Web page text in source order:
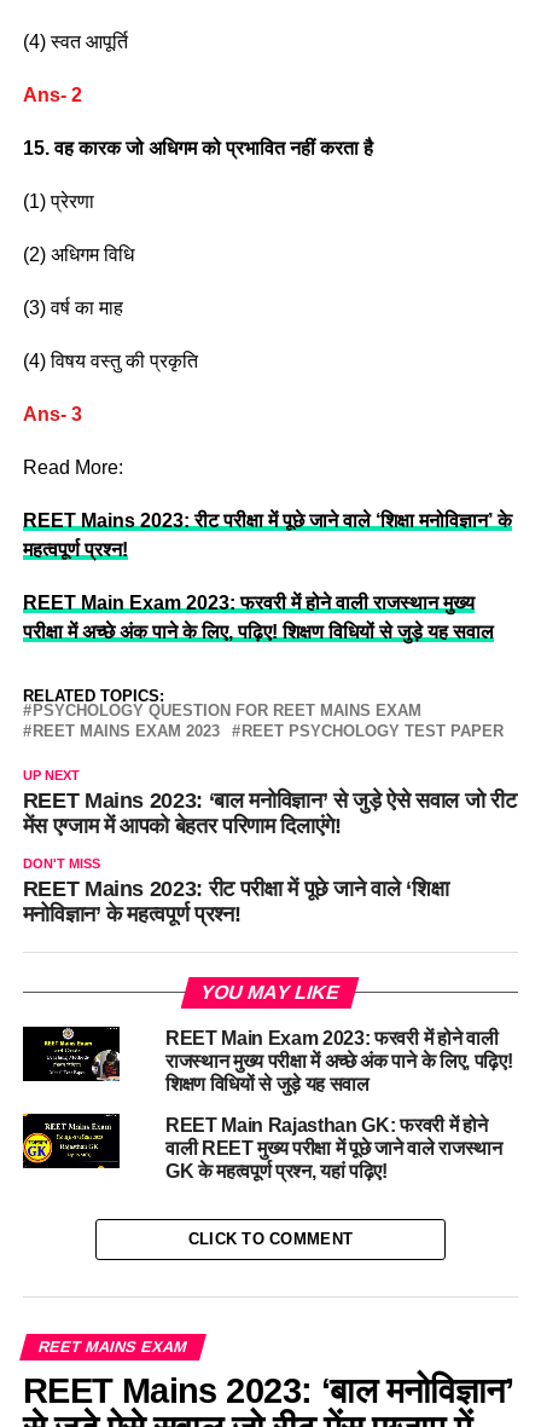
(4) स्वत आपूर्ति
Ans- 2
15. वह कारक जो अधिगम को प्रभावित नहीं करता है
(1) प्रेरणा
(2) अधिगम विधि
(3) वर्ष का माह
(4) विषय वस्तु की प्रकृति
Ans- 3
Read More:
REET Mains 2023: रीट परीक्षा में पूछे जाने वाले ‘शिक्षा मनोविज्ञान’ के
महत्वपूर्ण प्रश्न!
REET Main Exam 2023: फरवरी में होने वाली राजस्थान मुख्य
परीक्षा में अच्छे अंक पाने के लिए, पढ़िए! शिक्षण विधियों से जुड़े यह सवाल
RELATED TOPICS:
PSYCHOLOGY QUESTION FOR REET MAINS EXAM
REET MAINS EXAM 2023
REET PSYCHOLOGY TEST PAPER
UP NEXT
REET Mains 2023: ‘बाल मनोविज्ञान’ से जुड़े ऐसे सवाल जो रीट
मेंस एग्जाम में आपको बेहतर परिणाम दिलाएंगे!
DON'T MISS
REET Mains 2023: रीट परीक्षा में पूछे जाने वाले ‘शिक्षा
मनोविज्ञान’ के महत्वपूर्ण प्रश्न!
YOU MAY LIKE
REET Main Exam 2023: फरवरी में होने वाली
राजस्थान मुख्य परीक्षा में अच्छे अंक पाने के लिए, पढ़िए!
शिक्षण विधियों से जुड़े यह सवाल
REET Main Rajasthan GK: फरवरी में होने
वाली REET मुख्य परीक्षा में पूछे जाने वाले राजस्थान
GK के महत्वपूर्ण प्रश्न, यहां पढ़िए!
CLICK TO COMMENT
REET MAINS EXAM
REET Mains 2023: ‘बाल मनोविज्ञान’